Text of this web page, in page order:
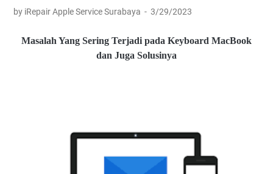
by iRepair Apple Service Surabaya 3/29/2023
Masalah Yang Sering Terjadi pada Keyboard MacBook
dan Juga Solusinya